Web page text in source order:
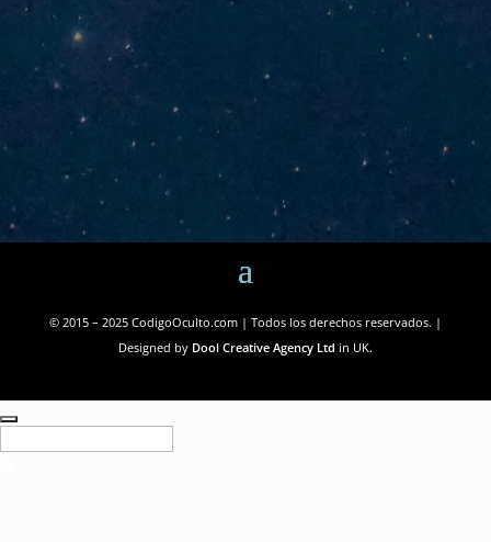
© 2015 – 2025 CodigoOculto.com | Todos los derechos reservados. |
Designed by Dool Creative Agency Ltd in UK.